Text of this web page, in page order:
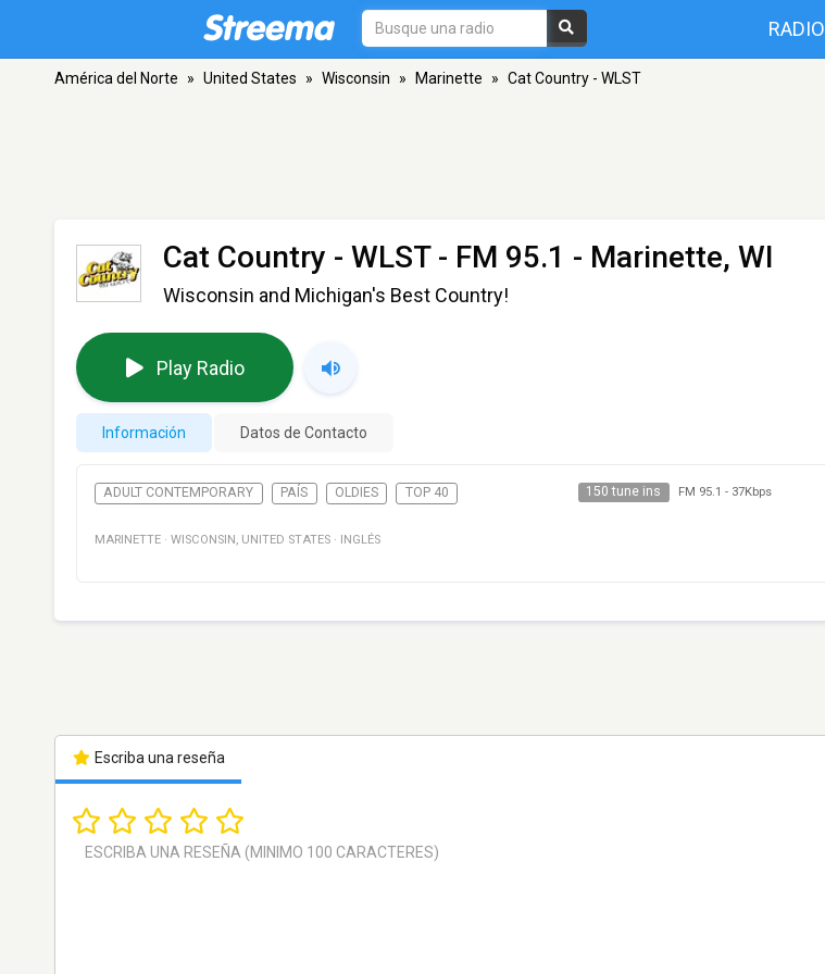
RADIO
América del Norte » United States » Wisconsin » Marinette » Cat Country - WLST
Cat Country - WLST- FM 95.1 - Marinette, WI
Wisconsin and Michigan's Best Country!
Play Radio
Información Datos de Contacto
ADULT CONTEMPORARY PAÍS OLDIES TOP 40 150 tune ins FM 95.1 - 37Kbps
MARINETTE · WISCONSIN , UNITED STATES · INGLÉS
Escriba una reseña